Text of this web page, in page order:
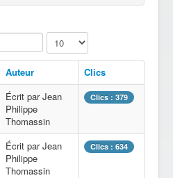
Affichage #
Auteur
Clics
Écrit par Jean
Philippe
Thomassin
Clics : 379
Écrit par Jean
Philippe
Thomassin
Clics : 634